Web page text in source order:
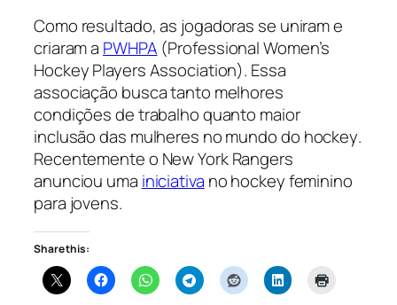
Como resultado, as jogadoras se uniram e
criaram a PWHPA (Professional Women’s
Hockey Players Association). Essa
associação busca tanto melhores
condições de trabalho quanto maior
inclusão das mulheres no mundo do hockey.
Recentemente o New York Rangers
anunciou uma iniciativa no hockey feminino
para jovens.
Share this: